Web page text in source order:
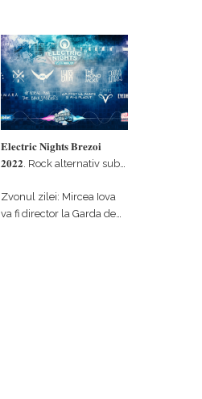
𝐄𝐥𝐞𝐜𝐭𝐫𝐢𝐜 𝐍𝐢𝐠𝐡𝐭𝐬 𝐁𝐫𝐞𝐳𝐨𝐢
𝟐𝟎𝟐𝟐. Rock alternativ sub
#𝐁𝐫𝐞𝐳𝐨𝐢𝐮𝐥𝐋𝐮𝐦𝐢𝐢
Zvonul zilei: Mircea Iova
va fi director la Garda de